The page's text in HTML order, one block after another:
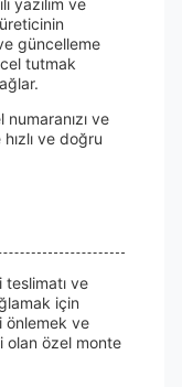
yazılım ve
güncelleme
tutmak
ve
ve doğru
teslimatı ve
için
önlemek ve
olan özel monte